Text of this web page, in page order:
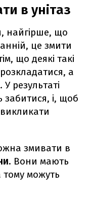
в унітаз
найгірше, що
це змити
що деякі такі
а
результаті
забитися, і, щоб
змивати в
. Вони мають
тому можуть